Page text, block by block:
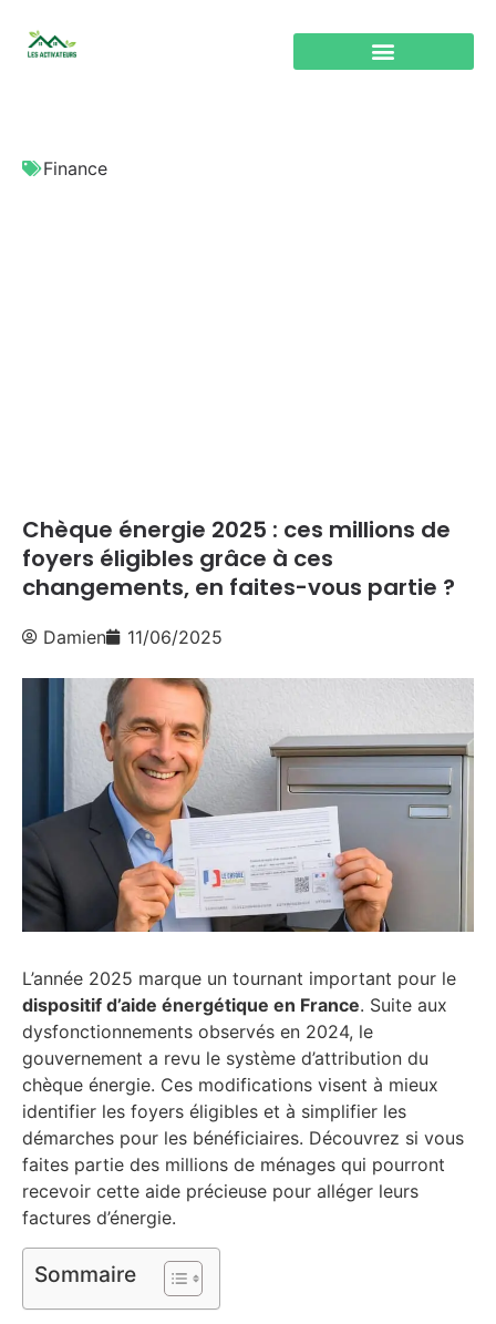
Finance
Chèque énergie 2025 : ces millions de
foyers éligibles grâce à ces
changements, en faites-vous partie ?
Damien 11/06/2025
L’année 2025 marque un tournant important pour le
dispositif d’aide énergétique en France. Suite aux
dysfonctionnements observés en 2024, le
gouvernement a revu le système d’attribution du
chèque énergie. Ces modifications visent à mieux
identifier les foyers éligibles et à simplifier les
démarches pour les bénéficiaires. Découvrez si vous
faites partie des millions de ménages qui pourront
recevoir cette aide précieuse pour alléger leurs
factures d’énergie.
Sommaire